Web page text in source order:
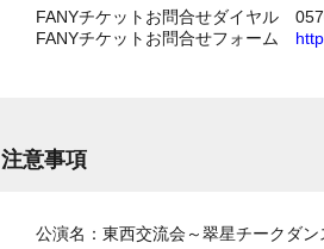
FANYチケットお問合せダイヤル
FANYチケットお問合せフォーム
注意事項
公演名：東西交流会～翠星チークダ